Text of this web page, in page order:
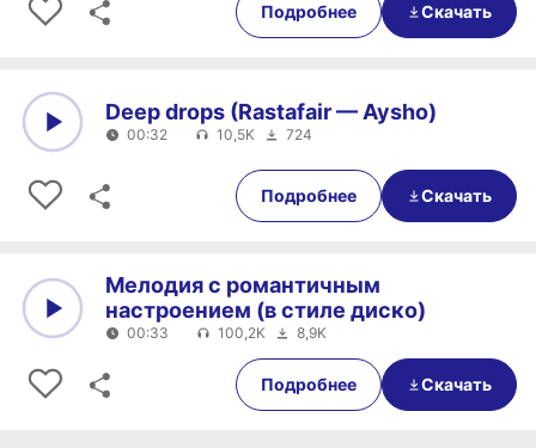
Подробнее Скачать
00:32
Deep drops (Rastafair — Aysho)
00:32 10,5K 724
Подробнее Скачать
00:33
Мелодия с романтичным
настроением (в стиле диско)
00:33 100,2K 8,9K
Подробнее Скачать